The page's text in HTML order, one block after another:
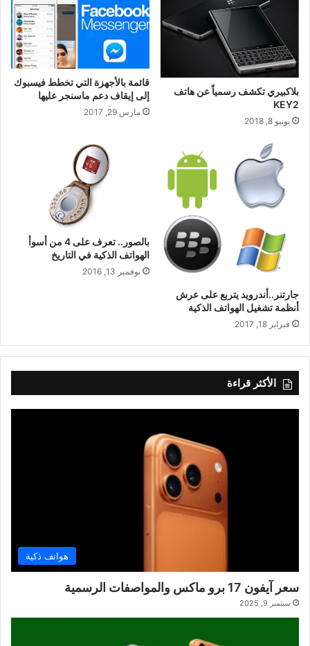
بلاكبيري تكشف رسمياً عن هاتف
KEY2
يونيو 8, 2018
قائمة بالأجهزة التي تخطط فيسبوك
إلى إيقاف دعم ماسنجر عليها
مارس 29, 2017
جارتنر..أندرويد يتربع على عرش
أنظمة تشغيل الهواتف الذكية
فبراير 18, 2017
بالصور.. تعرف على 4 من أسوأ
الهواتف الذكية في التاريخ
نوفمبر 13, 2016
الأكثر قراءة
هواتف ذكية
سعر آيفون 17 برو ماكس والمواصفات الرسمية
سبتمبر 9, 2025